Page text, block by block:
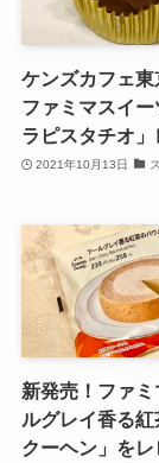
ケンズカフェ
ファミマスイー
ラピスタチオ」
2021年10月13日
新発売！ファ
ルグレイ香る
クーヘン」を